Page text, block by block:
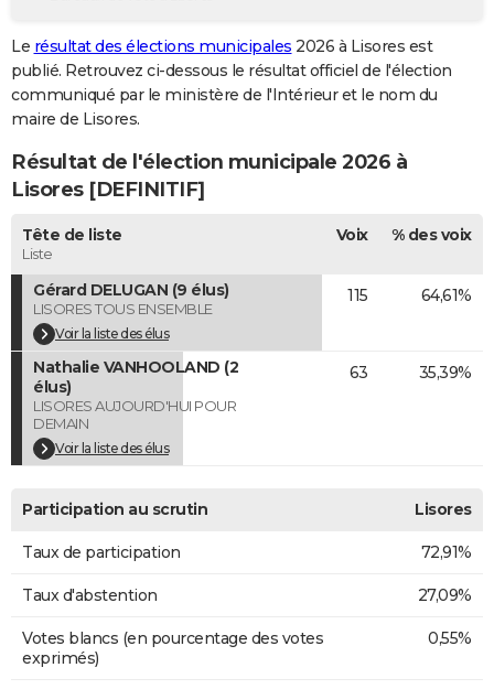
GUIDES D'ACHAT
BONS PLANS
CARTE DE VOEUX
Carte de Noël
Carte Bonne année
Carte Saint-Valentin
Carte Pâques
Carte d'anniversaire
DICTIONNAIRE
Dictionnaire
Biographies
Citations
Expressions
Proverbes
PROGRAMME TV
COPAINS D'AVANT
S'inscrire
Se connecter
Lycées
Collèges
Primaires
Universités
Entreprises
Service militaire
Avis de recherche
AVIS DE DÉCÈS
FORUM
Bricolage
Lifestyle
Culture
Sport
Auto
Television
Voyage
Cinema
Le résultat des élections municipales 2026 à Lisores est
publié. Retrouvez ci-dessous le résultat officiel de l'élection
communiqué par le ministère de l'Intérieur et le nom du
maire de Lisores.
Résultat de l'élection municipale 2026 à
Lisores [DEFINITIF]
Tête de liste
Liste
Voix % des voix
Gérard DELUGAN (9 élus)
LISORES TOUS ENSEMBLE
Voir la liste des élus
115 64,61%
Nathalie VANHOOLAND (2
élus)
LISORES AUJOURD'HUI POUR
DEMAIN
Voir la liste des élus
63 35,39%
Participation au scrutin Lisores
Taux de participation 72,91%
Taux d'abstention 27,09%
Votes blancs (en pourcentage des votes
exprimés)
0,55%